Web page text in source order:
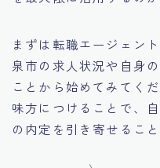
まずは転職エージェン
泉市の求人状況や自身
ことから始めてみてく
味方につけることで、
の内定を引き寄せるこ